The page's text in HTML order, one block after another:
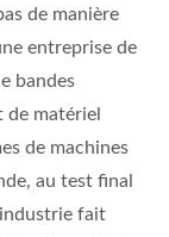
de manière
entreprise de
bandes
matériel
de machines
au test final
fait